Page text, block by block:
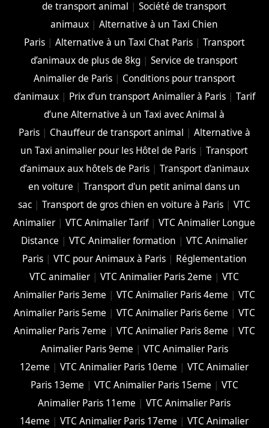
de transport animal |Société de transport
animaux |Alternative à un Taxi Chien
Paris| Alternative à un Taxi Chat Paris| Transport
d’animaux de plus de 8kg |Service de transport
Animalier de Paris| Conditions pour transport
d’animaux| Prix d’un transport Animalier à Paris| Tarif
d’une Alternative à un Taxi avec Animal à
Paris| Chauffeur de transport animal | Alternative à
un Taxi animalier pour les Hôtel de Paris |Transport
d’animaux aux hôtels de Paris| Transport d'animaux
en voiture |Transport d'un petit animal dans un
sac |Transport de gros chien en voiture à Paris |VTC
Animalier |VTC Animalier Tarif|VTC Animalier Longue
Distance |VTC Animalier formation |VTC Animalier
Paris| VTC pour Animaux à Paris| Réglementation
VTC animalier |VTC Animalier Paris 2eme |VTC
Animalier Paris 3eme | VTC Animalier Paris 4eme | VTC
Animalier Paris 5eme | VTC Animalier Paris 6eme | VTC
Animalier Paris 7eme | VTC Animalier Paris 8eme | VTC
Animalier Paris 9eme | VTC Animalier Paris
12eme |VTC Animalier Paris 10eme |VTC Animalier
Paris 13eme | VTC Animalier Paris 15eme | VTC
Animalier Paris 11eme |VTC Animalier Paris
14eme |VTC Animalier Paris 17eme |VTC Animalier